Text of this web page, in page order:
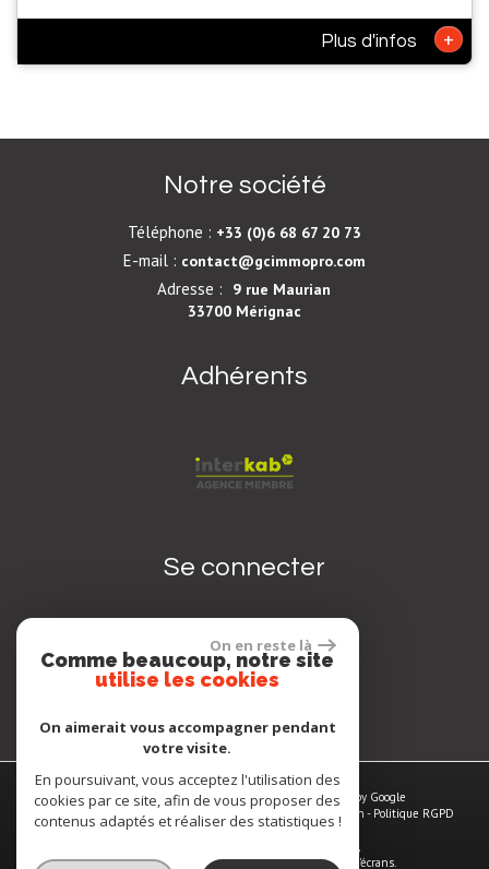
Plus d'infos +
Notre société
Téléphone : +33 (0)6 68 67 20 73
E-mail : contact@gcimmopro.com
Adresse :
9 rue Maurian
33700 Mérignac
Adhérents
Se connecter
Espace propriétaire
© 2026 | Tous droits réservés | Traduction powered by Google
Plan du site
Mentions légales - Nos honoraires - Liens Admin - Politique RGPD
Site internet compatible multi-supports,
un seul site adaptable à tous les types d'écrans.
On en reste là
Comme beaucoup, notre site
utilise les cookies
On aimerait vous accompagner pendant
votre visite.
En poursuivant, vous acceptez l'utilisation des
cookies par ce site, afin de vous proposer des
contenus adaptés et réaliser des statistiques !